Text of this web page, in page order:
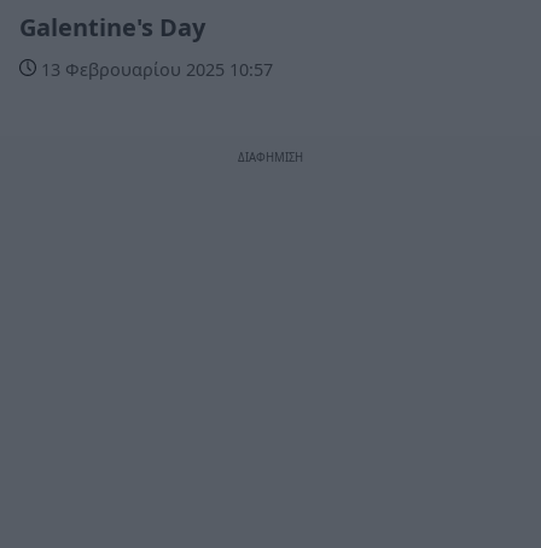
Galentine's Day
13 Φεβρουαρίου 2025 10:57